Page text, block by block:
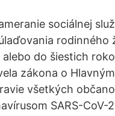
sociálnej
rodinného
do šiestich
zákona o
všetkých
SARS-CoV-